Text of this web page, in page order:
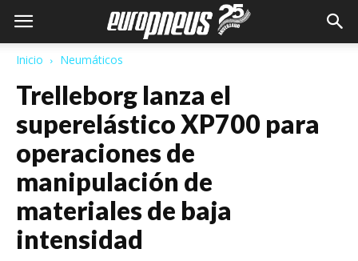
Inicio Neumáticos
Trelleborg lanza el
superelástico XP700 para
operaciones de
manipulación de
materiales de baja
intensidad